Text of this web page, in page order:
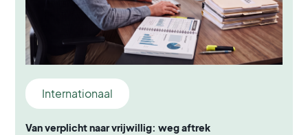
Internationaal
Van verplicht naar vrijwillig: weg aftrek